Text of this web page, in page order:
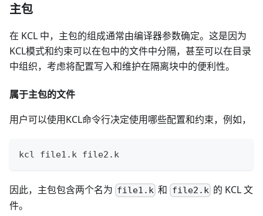
主包
在 KCL 中，主包的组成通常由编译器参数确定。这是因为
KCL模式和约束可以在包中的文件中分隔，甚至可以在目录
中组织，考虑将配置写入和维护在隔离块中的便利性。
属于主包的文件
用户可以使用KCL命令行决定使用哪些配置和约束，例如，
kcl file1.k file2.k
因此，主包包含两个名为 file1.k 和 file2.k的 KCL 文
件。